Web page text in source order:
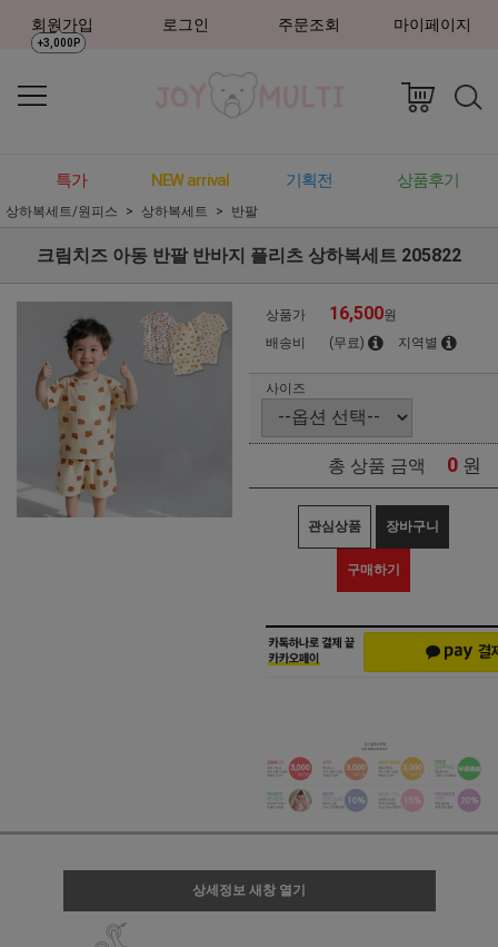
회원가입
+3,000P
로그인 주문조회 마이페이지
특가 NEW arrival 기획전 상품후기
상하복세트/원피스 상하복세트 반팔
크림치즈 아동 반팔 반바지 플리츠 상하복세트 205822
상품가 16,500원
배송비
(무료) 지역별
사이즈
총 상품 금액 0 원
관심상품 장바구니
구매하기
상세정보 새창 열기